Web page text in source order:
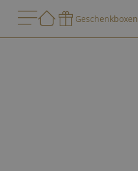
Geschenkboxen